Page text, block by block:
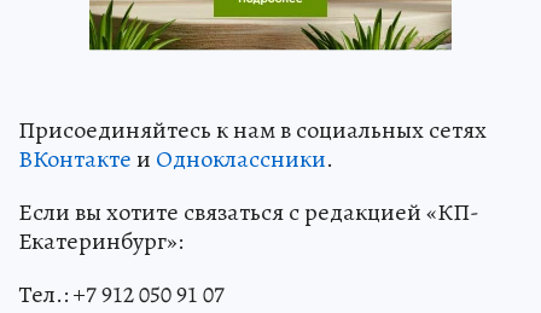
Присоединяйтесь к нам в социальных сетях
ВКонтактеи Одноклассники.
Если вы хотите связаться с редакцией «КП-
Екатеринбург»:
Тел.: +7 912 050 91 07